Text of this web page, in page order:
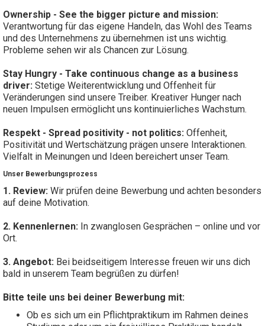
Ownership - See the bigger picture and mission:
Verantwortung für das eigene Handeln, das Wohl des Teams
und des Unternehmens zu übernehmen ist uns wichtig.
Probleme sehen wir als Chancen zur Lösung.
Stay Hungry - Take continuous change as a business
driver: Stetige Weiterentwicklung und Offenheit für
Veränderungen sind unsere Treiber. Kreativer Hunger nach
neuen Impulsen ermöglicht uns kontinuierliches Wachstum.
Respekt - Spread positivity - not politics: Offenheit,
Positivität und Wertschätzung prägen unsere Interaktionen.
Vielfalt in Meinungen und Ideen bereichert unser Team.
Unser Bewerbungsprozess
1. Review: Wir prüfen deine Bewerbung und achten besonders
auf deine Motivation.
2. Kennenlernen: In zwanglosen Gesprächen – online und vor
Ort.
3. Angebot: Bei beidseitigem Interesse freuen wir uns dich
bald in unserem Team begrüßen zu dürfen!
Bitte teile uns bei deiner Bewerbung mit:
Ob es sich um ein Pflichtpraktikum im Rahmen deines